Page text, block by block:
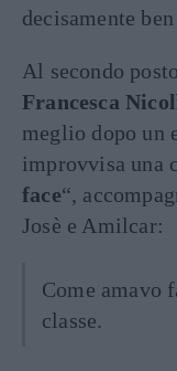
decisamente
Al secondo
Francesca
meglio dopo un
improvvisa una
face“,
Josè e Amilcar:
Come amavo
classe.